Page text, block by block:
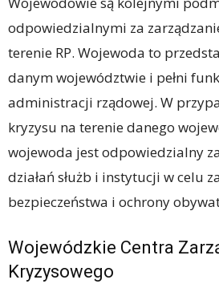
odpowiedzialnymi za
terenie RP. Wojewoda to
danym województwie i pełni
administracji rządowej. W
kryzysu na terenie danego
wojewoda jest odpowiedzialny
działań służb i instytucji w celu
bezpieczeństwa i ochrony
Wojewódzkie Centra
Kryzysowego